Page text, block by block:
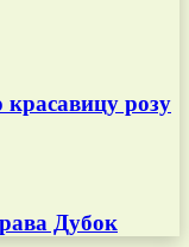
розу
Дубок